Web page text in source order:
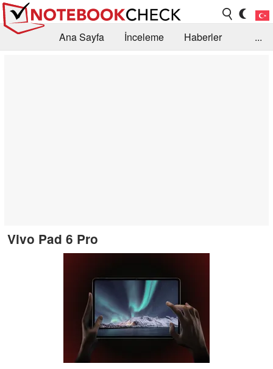
Ana Sayfa İnceleme
Haberler
...
Vivo Pad 6 Pro